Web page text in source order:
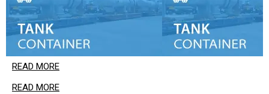
READ MORE
READ MORE